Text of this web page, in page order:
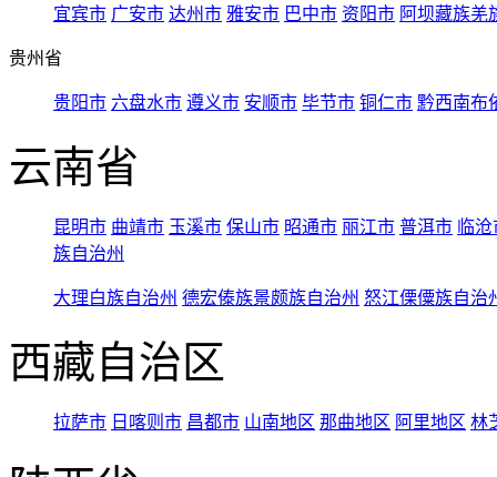
宜宾市 广安市 达州市 雅安市 巴中市 资阳市 阿坝藏族羌
贵州省
贵阳市 六盘水市 遵义市 安顺市 毕节市 铜仁市 黔西南布
云南省
昆明市 曲靖市 玉溪市 保山市 昭通市 丽江市 普洱市 临
族自治州
大理白族自治州 德宏傣族景颇族自治州 怒江傈僳族自治
西藏自治区
拉萨市 日喀则市 昌都市 山南地区 那曲地区 阿里地区 林